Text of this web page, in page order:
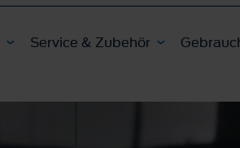
Service & Zubehör